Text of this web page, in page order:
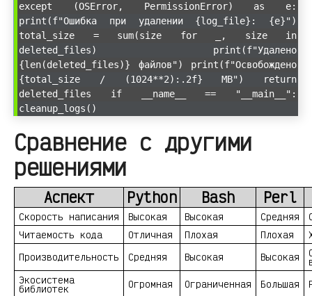
except (OSError, PermissionError) as e:
print(f"Ошибка при удалении {log_file}: {e}")
total_size = sum(size for _, size in
deleted_files) print(f"Удалено
{len(deleted_files)} файлов") print(f"Освобождено
{total_size / (1024**2):.2f} MB") return
deleted_files if __name__ == "__main__":
cleanup_logs()
Сравнение с другими
решениями
Аспект Python Bash Perl
Скорость написания Высокая Высокая Средняя
Читаемость кода
Отличная Плохая Плохая
Производительность
Средняя Высокая Высокая
Экосистема
библиотек Огромная Ограниченная Большая